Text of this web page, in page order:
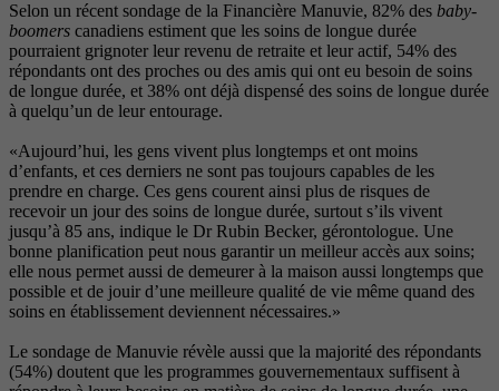
Selon un récent sondage de la Financière Manuvie, 82% des baby-
boomers canadiens estiment que les soins de longue durée
pourraient grignoter leur revenu de retraite et leur actif, 54% des
répondants ont des proches ou des amis qui ont eu besoin de soins
de longue durée, et 38% ont déjà dispensé des soins de longue durée
à quelqu’un de leur entourage.
«Aujourd’hui, les gens vivent plus longtemps et ont moins
d’enfants, et ces derniers ne sont pas toujours capables de les
prendre en charge. Ces gens courent ainsi plus de risques de
recevoir un jour des soins de longue durée, surtout s’ils vivent
jusqu’à 85 ans, indique le Dr Rubin Becker, gérontologue. Une
bonne planification peut nous garantir un meilleur accès aux soins;
elle nous permet aussi de demeurer à la maison aussi longtemps que
possible et de jouir d’une meilleure qualité de vie même quand des
soins en établissement deviennent nécessaires.»
Le sondage de Manuvie révèle aussi que la majorité des répondants
(54%) doutent que les programmes gouvernementaux suffisent à